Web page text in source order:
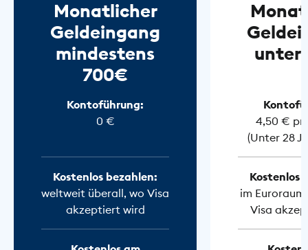
Monatlicher
Geldeingang
mindestens
700€
Kontoführung:
0 €
Kostenlos bezahlen:
weltweit überall, wo Visa
akzeptiert wird
unter
4,50 €
(Unter 28
Kostenlos
im
Visa